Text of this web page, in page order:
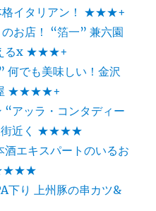
格イタリアン！ ★★★+
のお店！ “箔一” 兼六園
えるx ★★★+
何でも美味しい！金沢
屋 ★★★★+
“アッラ・コンタディー
街近く ★★★★
酒エキスパートのいるお
★★★★
下り 上州豚の串カツ&